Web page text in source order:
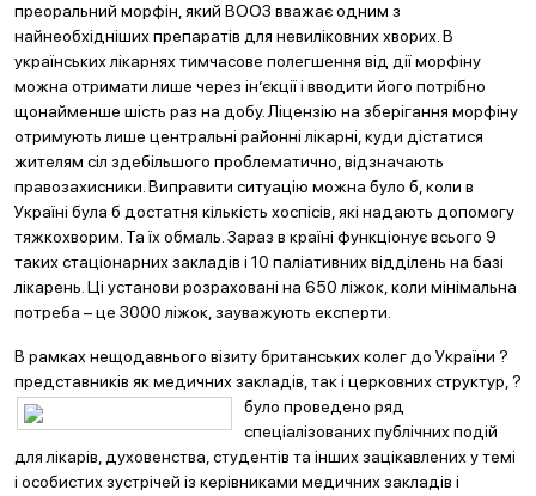
преоральний морфін, який ВООЗ вважає одним з
найнеобхідніших препаратів для невиліковних хворих. В
українських лікарнях тимчасове полегшення від дії морфіну
можна отримати лише через ін’єкції і вводити його потрібно
щонайменше шість раз на добу. Ліцензію на зберігання морфіну
отримують лише центральні районні лікарні, куди дістатися
жителям сіл здебільшого проблематично, відзначають
правозахисники. Виправити ситуацію можна було б, коли в
Україні була б достатня кількість хоспісів, які надають допомогу
тяжкохворим. Та їх обмаль. Зараз в країні функціонує всього 9
таких стаціонарних закладів і 10 паліативних відділень на базі
лікарень. Ці установи розраховані на 650 ліжок, коли мінімальна
потреба – це 3000 ліжок, зауважують експерти.
В рамках нещодавнього візиту британських колег до України ?
представників як медичних закладів, так і церковних структур, ?
було проведено ряд
спеціалізованих публічних подій
для лікарів, духовенства, студентів та інших зацікавлених у темі
і особистих зустрічей із керівниками медичних закладів і